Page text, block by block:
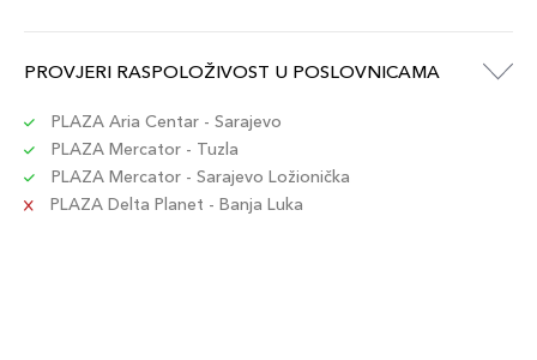
PROVJERI RASPOLOŽIVOST U POSLOVNICAMA
PLAZA Aria Centar - Sarajevo
PLAZA Mercator - Tuzla
PLAZA Mercator - Sarajevo Ložionička
PLAZA Delta Planet - Banja Luka